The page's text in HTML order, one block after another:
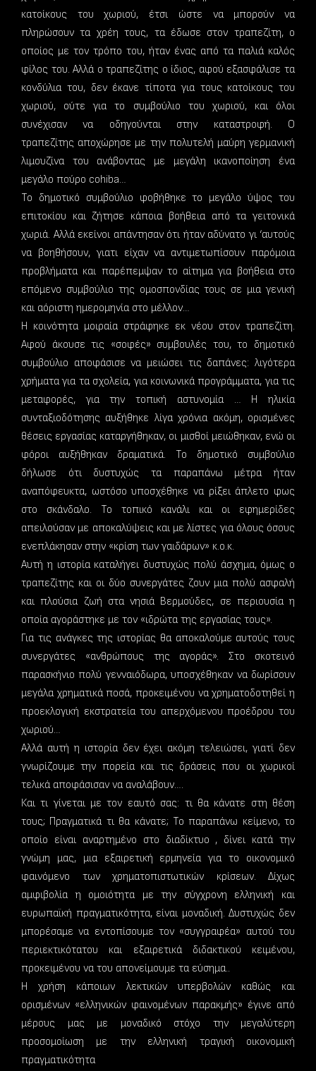
κατοίκους του χωριού, έτσι ώστε να μπορούν να
πληρώσουν τα χρέη τους, τα έδωσε στον τραπεζίτη, ο
οποίος με τον τρόπο του, ήταν ένας από τα παλιά καλός
φίλος του. Αλλά ο τραπεζίτης ο ίδιος, αφού εξασφάλισε τα
κονδύλια του, δεν έκανε τίποτα για τους κατοίκους του
χωριού, ούτε για το συμβούλιο του χωριού, και όλοι
συνέχισαν να οδηγούνται στην καταστροφή. Ο
τραπεζίτης αποχώρησε με την πολυτελή μαύρη γερμανική
λιμουζίνα του ανάβοντας με μεγάλη ικανοποίηση ένα
μεγάλο πούρο cohiba…
Το δημοτικό συμβούλιο φοβήθηκε το μεγάλο ύψος του
επιτοκίου και ζήτησε κάποια βοήθεια από τα γειτονικά
χωριά. Αλλά εκείνοι απάντησαν ότι ήταν αδύνατο γι ‘αυτούς
να βοηθήσουν, γιατι είχαν να αντιμετωπίσουν παρόμοια
προβλήματα και παρέπεμψαν το αίτημα για βοήθεια στο
επόμενο συμβούλιο της ομοσπονδίας τους σε μια γενική
και αόριστη ημερομηνία στο μέλλον…
Η κοινότητα μοιραία στράφηκε εκ νέου στον τραπεζίτη.
Αφού άκουσε τις «σοφές» συμβουλές του, το δημοτικό
συμβούλιο αποφάσισε να μειώσει τις δαπάνες: λιγότερα
χρήματα για τα σχολεία, για κοινωνικά προγράμματα, για τις
μεταφορές, για την τοπική αστυνομία … Η ηλικία
συνταξιοδότησης αυξήθηκε λίγα χρόνια ακόμη, ορισμένες
θέσεις εργασίας καταργήθηκαν, οι μισθοί μειώθηκαν, ενώ οι
φόροι αυξήθηκαν δραματικά. Το δημοτικό συμβούλιο
δήλωσε ότι δυστυχώς τα παραπάνω μέτρα ήταν
αναπόφευκτα, ωστόσο υποσχέθηκε να ρίξει άπλετο φως
στο σκάνδαλο. Το τοπικό κανάλι και οι εφημερίδες
απειλούσαν με αποκαλύψεις και με λίστες για όλους όσους
ενεπλάκησαν στην «κρίση των γαιδάρων» κ.ο.κ.
Αυτή η ιστορία καταλήγει δυστυχώς πολύ άσχημα, όμως ο
τραπεζίτης και οι δύο συνεργάτες ζουν μια πολύ ασφαλή
και πλούσια ζωή στα νησιά Βερμούδες, σε περιουσία η
οποία αγοράστηκε με τον «ιδρώτα της εργασίας τους».
Για τις ανάγκες της ιστορίας θα αποκαλούμε αυτούς τους
συνεργάτες «ανθρώπους της αγοράς». Στο σκοτεινό
παρασκήνιο πολύ γενναιόδωρα, υποσχέθηκαν να δωρίσουν
μεγάλα χρηματικά ποσά, προκειμένου να χρηματοδοτηθεί η
προεκλογική εκστρατεία του απερχόμενου προέδρου του
χωριού…
Αλλά αυτή η ιστορία δεν έχει ακόμη τελειώσει, γιατί δεν
γνωρίζουμε την πορεία και τις δράσεις που οι χωρικοί
τελικά αποφάσισαν να αναλάβουν….
Και τι γίνεται με τον εαυτό σας: τι θα κάνατε στη θέση
τους; Πραγματικά τι θα κάνατε; Το παραπάνω κείμενο, το
οποίο είναι αναρτημένο στο διαδίκτυο , δίνει κατά την
γνώμη μας, μια εξαιρετική ερμηνεία για το οικονομικό
φαινόμενο των χρηματοπιστωτικών κρίσεων. Δίχως
αμφιβολία η ομοιότητα με την σύγχρονη ελληνική και
ευρωπαϊκή πραγματικότητα, είναι μοναδική. Δυστυχώς δεν
μπορέσαμε να εντοπίσουμε τον «συγγραφέα» αυτού του
περιεκτικότατου και εξαιρετικά διδακτικού κειμένου,
προκειμένου να του απονείμουμε τα εύσημα..
Η χρήση κάποιων λεκτικών υπερβολών καθώς και
ορισμένων «ελληνικών φαινομένων παρακμής» έγινε από
μέρους μας με μοναδικό στόχο την μεγαλύτερη
προσομοίωση με την ελληνική τραγική οικονομική
πραγματικότητα